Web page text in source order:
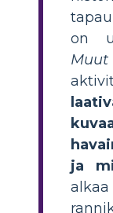
on
ja